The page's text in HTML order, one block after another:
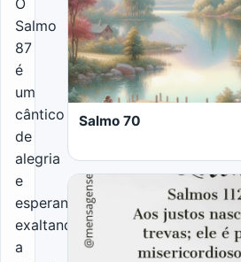
O
Salmo
87
é
um
cântico
de
alegria
e
esperança,
exaltando
a
LER MAIS
Salmo 70